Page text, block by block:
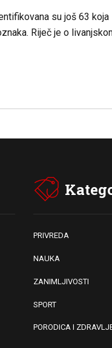
su još 63
Riječ je o
PRIVREDA
NAUKA
ZANIMLJIVOSTI
SPORT
PORODICA I